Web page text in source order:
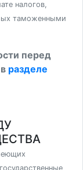
налогов,
таможенными
перед
разделе